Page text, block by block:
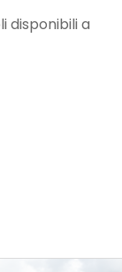
disponibili a